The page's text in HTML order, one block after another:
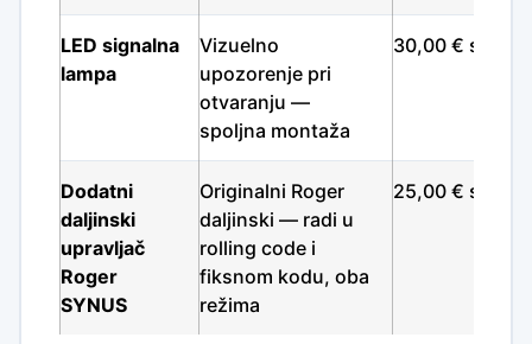
LED signalna
lampa
Vizuelno
upozorenje pri
otvaranju —
spoljna montaža
30,00 € sa PDV
Dodatni
daljinski
upravljač
Roger
SYNUS
Originalni Roger
daljinski — radi u
rolling code i
fiksnom kodu, oba
režima
25,00 € sa PDV